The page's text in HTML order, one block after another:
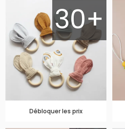
30+
Débloquer les prix